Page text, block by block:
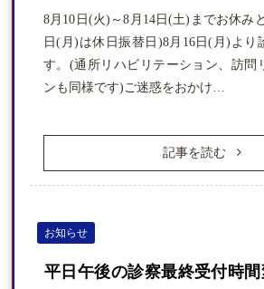
8月10日(火)～8月14日(土)までお休み
日(月)は休日振替日)8月16日(月)より
す。(通所リハビリテーション、訪問
ンも同様です)ご迷惑をおかけ…
記事を読む
平日午後の診察最終受付時
お知らせ